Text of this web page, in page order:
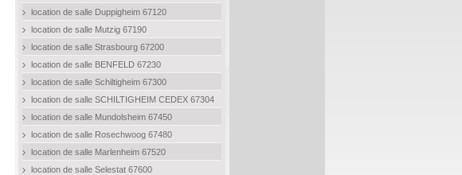
location de salle Duppigheim 67120
location de salle Mutzig 67190
location de salle Strasbourg 67200
location de salle BENFELD 67230
location de salle Schiltigheim 67300
location de salle SCHILTIGHEIM CEDEX 67304
location de salle Mundolsheim 67450
location de salle Rosechwoog 67480
location de salle Marlenheim 67520
location de salle Selestat 67600